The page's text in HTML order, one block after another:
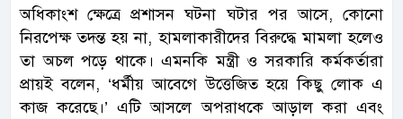
অধিকাংশ ক্ষেত্রে প্রশাসন ঘটনা ঘটার পর আসে, কোনো
নিরপেক্ষ তদন্ত হয় না, হামলাকারীদের বিরুদ্ধে মামলা হলেও
তা অচল পড়ে থাকে। এমনকি মন্ত্রী ও সরকারি কর্মকর্তারা
প্রায়ই বলেন, ‘ধর্মীয় আবেগে উত্তেজিত হয়ে কিছু লোক এ
কাজ করেছে।’ এটি আসলে অপরাধকে আড়াল করা এবং